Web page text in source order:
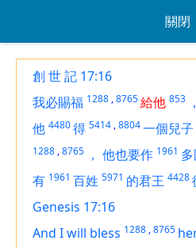
關閉
創 世 記 17:16
我必賜福 1288 ,8765給他 853 ，
他 4480得 5414 ,8804一個兒子
1288 ,8765 ， 他也要作 1961
有 1961 百姓 5971 的君王 4428
Genesis 17:16
And I will bless 1288 ,8765